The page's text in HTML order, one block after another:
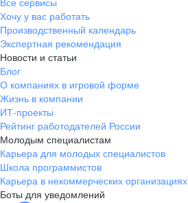
Хочу у вас работать
Производственный календарь
Экспертная рекомендация
Новости и статьи
Блог
О компаниях в игровой форме
Жизнь в компании
ИТ-проекты
Рейтинг работодателей России
Молодым специалистам
Карьера для молодых специалистов
Школа программистов
Карьера в некоммерческих организациях
Боты для уведомлений